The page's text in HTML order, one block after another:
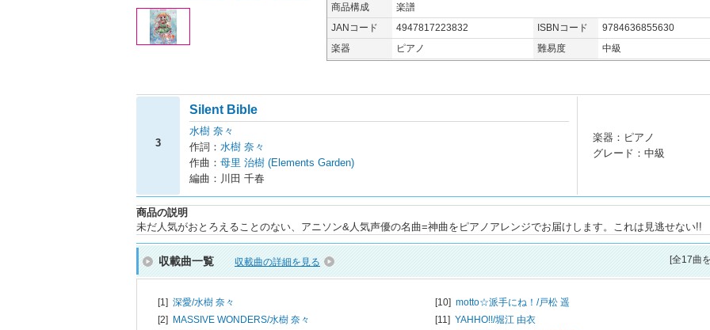
商品構成
楽譜
JANコード
4947817223832 ISBNコード
9784636855630
楽器
ピアノ 難易度 中級
3
Silent Bible
水樹 奈々
作詞： 水樹 奈々
作曲： 母里 治樹 (Elements Garden)
編曲：川田 千春
楽器：ピアノ
グレード：中級
商品の説明
未だ人気がおとろえることのない、アニソン&人気声優の名曲=神曲をピアノアレンジでお届けします。これは見逃せない!!
収載曲一覧 収載曲の詳細を見る [全17曲
[1] 深愛/水樹 奈々
[2] MASSIVE WONDERS/水樹 奈々
[10] motto☆派手にね！/戸松 遥
[11] YAHHO!!/堀江 由衣